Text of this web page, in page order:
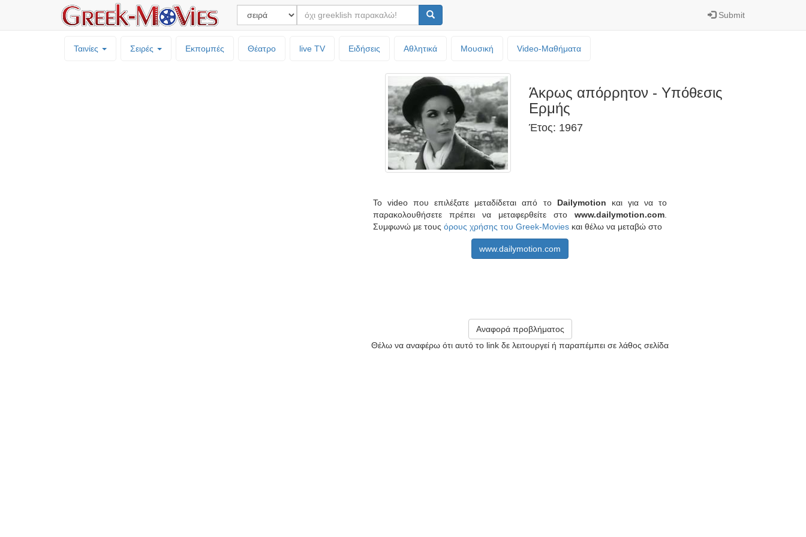
Submit
Ταινίες Σειρές Εκπομπές Θέατρο live TV Ειδήσεις Αθλητικά Μουσική Video-Mαθήματα
Άκρως απόρρητον - Υπόθεσις
Ερμής
Έτος: 1967
Το video που επιλέξατε μεταδίδεται από το Dailymotion και για να το
παρακολουθήσετε πρέπει να μεταφερθείτε στο www.dailymotion.com.
Συμφωνώ με τους όρους χρήσης του Greek-Moviesκαι θέλω να μεταβώ στο
www.dailymotion.com
Αναφορά προβλήματος
Θέλω να αναφέρω ότι αυτό το link δε λειτουργεί ή παραπέμπει σε λάθος σελίδα